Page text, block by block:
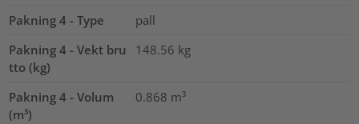
Pakning 4 - Type
pall
Pakning 4 - Vekt bru
tto (kg)
148.56 kg
Pakning 4 - Volum
(m³)
0.868 m³